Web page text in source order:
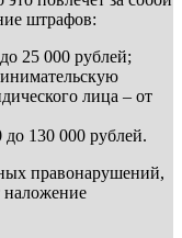
штрафов:
25 000 рублей;
лица – от
130 000 рублей.
правонарушений,
наложение